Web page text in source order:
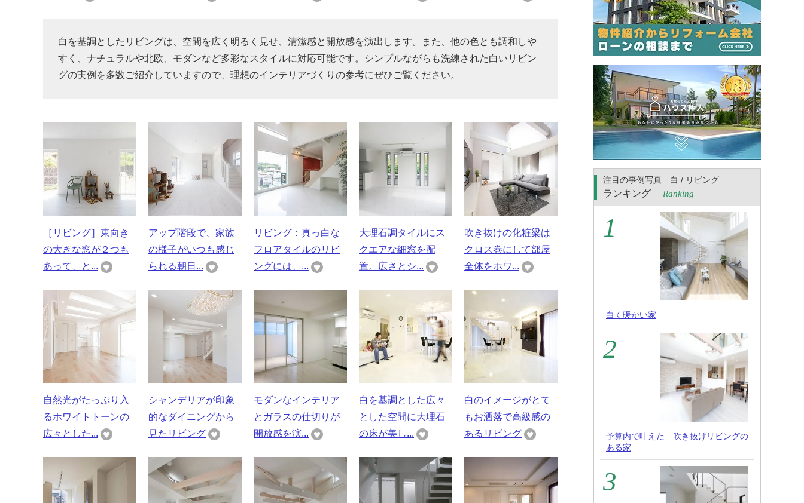
白を基調としたリビングは、空間を広く明るく見せ、清潔感と開放感を演出します。また、他の色とも調和しや
すく、ナチュラルや北欧、モダンなど多彩なスタイルに対応可能です。シンプルながらも洗練された白いリビン
グの実例を多数ご紹介していますので、理想のインテリアづくりの参考にぜひご覧ください。
［リビング］東向き
の大きな窓が２つも
あって、と...
アップ階段で、家族
の様子がいつも感じ
られる朝日...
リビング：真っ白な
フロアタイルのリビ
ングには、...
大理石調タイルにス
クエアな細窓を配
置。広さとシ...
吹き抜けの化粧梁は
クロス巻にして部屋
全体をホワ...
自然光がたっぷり入
るホワイトトーンの
広々とした...
シャンデリアが印象
的なダイニングから
見たリビング
モダンなインテリア
とガラスの仕切りが
開放感を演...
白を基調とした広々
とした空間に大理石
の床が美し...
白のイメージがとて
もお洒落で高級感の
あるリビング
注目の事例写真 白 / リビング
ランキング Ranking
白く暖かい家
予算内で叶えた 吹き抜けリビングの
ある家